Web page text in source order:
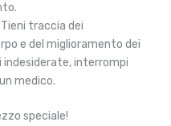
Tieni traccia dei
e del miglioramento dei
indesiderate, interrompi
medico.
speciale!